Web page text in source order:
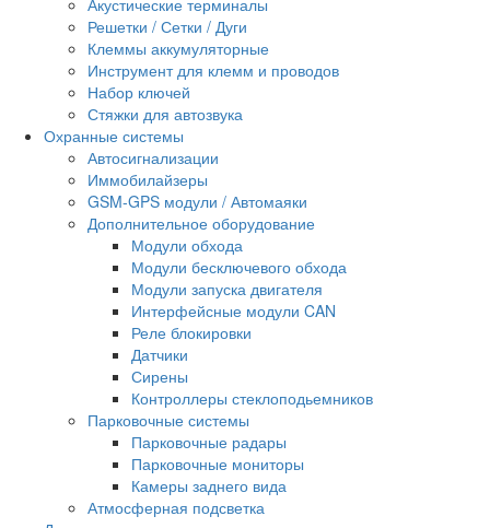
Решетки / Сетки / Дуги
Клеммы аккумуляторные
Инструмент для клемм и проводов
Набор ключей
Стяжки для автозвука
Охранные системы
Автосигнализации
Иммобилайзеры
GSM-GPS модули / Автомаяки
Дополнительное оборудование
Модули обхода
Модули бесключевого обхода
Модули запуска двигателя
Интерфейсные модули CAN
Реле блокировки
Датчики
Сирены
Контроллеры стеклоподьемников
Парковочные системы
Парковочные радары
Парковочные мониторы
Камеры заднего вида
Атмосферная подсветка